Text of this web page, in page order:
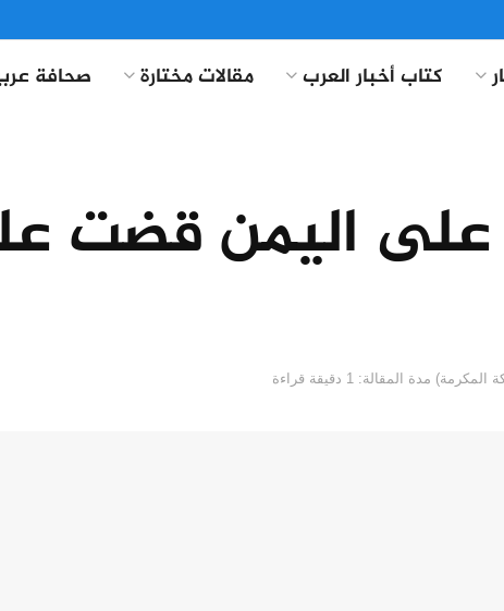
كتاب أخبار العرب مقالات مختارة صحافة
اليمن قضت
مدة المقالة: 1 دقيقة قراءة